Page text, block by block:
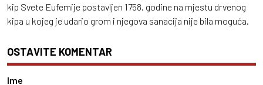
kip Svete Eufemije postavljen 1758. godine na mjestu drvenog
kipa u kojeg je udario grom i njegova sanacija nije bila moguća.
OSTAVITE KOMENTAR
Ime